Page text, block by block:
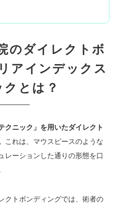
のダイレクトボ
アインデックス
とは？
クニック」を用いたダイレクト
これは、マウスピースのような
レーションした通りの形態を口
クトボンディングでは、術者の